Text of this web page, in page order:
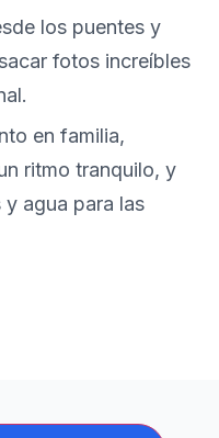
los puentes y
fotos increíbles
en familia,
ritmo tranquilo, y
agua para las